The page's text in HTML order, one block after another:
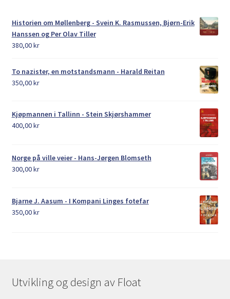
Historien om Møllenberg - Svein K. Rasmussen, Bjørn-Erik
Hanssen og Per Olav Tiller
380,00kr
To nazister, en motstandsmann - Harald Reitan
350,00kr
Kjøpmannen i Tallinn - Stein Skjørshammer
400,00kr
Norge på ville veier - Hans-Jørgen Blomseth
300,00kr
Bjarne J. Aasum - I Kompani Linges fotefar
350,00kr
Utvikling og design av Float